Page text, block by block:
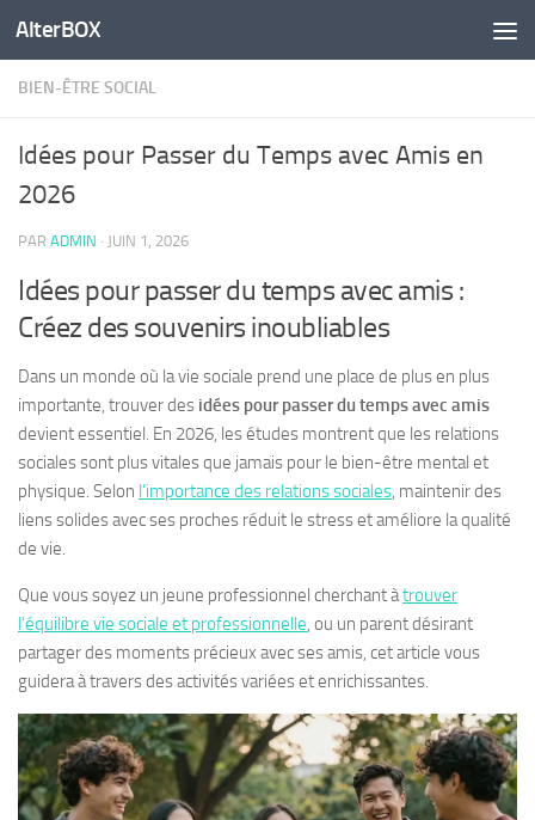
Skip to content
AlterBOX
BIEN-ÊTRE SOCIAL
Idées pour Passer du Temps avec Amis en
2026
PAR ADMIN · JUIN 1, 2026
Idées pour passer du temps avec amis :
Créez des souvenirs inoubliables
Dans un monde où la vie sociale prend une place de plus en plus
importante, trouver des idées pour passer du temps avec amis
devient essentiel. En 2026, les études montrent que les relations
sociales sont plus vitales que jamais pour le bien-être mental et
physique. Selon l’importance des relations sociales, maintenir des
liens solides avec ses proches réduit le stress et améliore la qualité
de vie.
Que vous soyez un jeune professionnel cherchant àtrouver
l’équilibre vie sociale et professionnelle, ou un parent désirant
partager des moments précieux avec ses amis, cet article vous
guidera à travers des activités variées et enrichissantes.